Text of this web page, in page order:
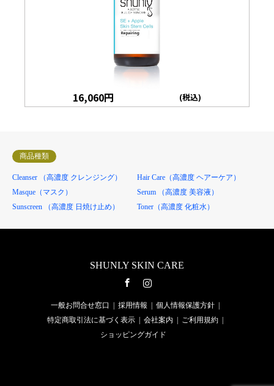
16,060円 (税込)
商品種類
Cleanser （高濃度 クレンジング）
Hair Care（高濃度 ヘアーケア）
Masque（マスク）
Serum （高濃度 美容液）
Sunscreen （高濃度 日焼け止め）
Toner（高濃度 化粧水）
SHUNLY SKIN CARE
一般お問合せ窓口 採用情報
個人情報保護方針
特定商取引法に基づく表示
会社案内
ご利用規約
ショッピングガイド